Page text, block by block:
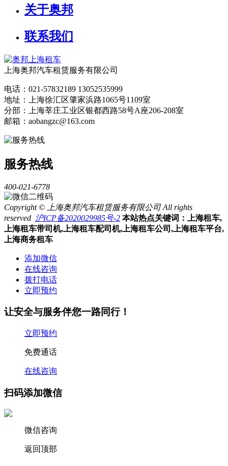
关于奥邦
联系我们
上海奥邦汽车租赁服务有限公司
电话：021-57832189 13052535999
地址：上海徐汇区肇家浜路1065号1109室
分部：上海莘庄工业区银都西路58号A座206-208室
邮箱：aobangzc@163.com
服务热线
400-021-6778
Copyright © 上海奥邦汽车租赁服务有限公司 All rights
reserved 沪ICP备2020029985号-2 本站热点关键词：上海租车,
上海租车带司机,上海租车配司机,上海租车公司,上海租车平台,
上海商务租车
添加微信
在线咨询
拨打电话
立即预约
让安全与服务伴您一路同行！
立即预约
免费通话
在线咨询
扫码添加微信
微信咨询
返回顶部